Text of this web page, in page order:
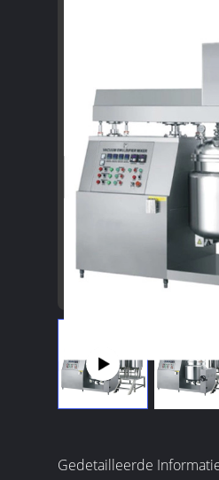
Gedetailleerde